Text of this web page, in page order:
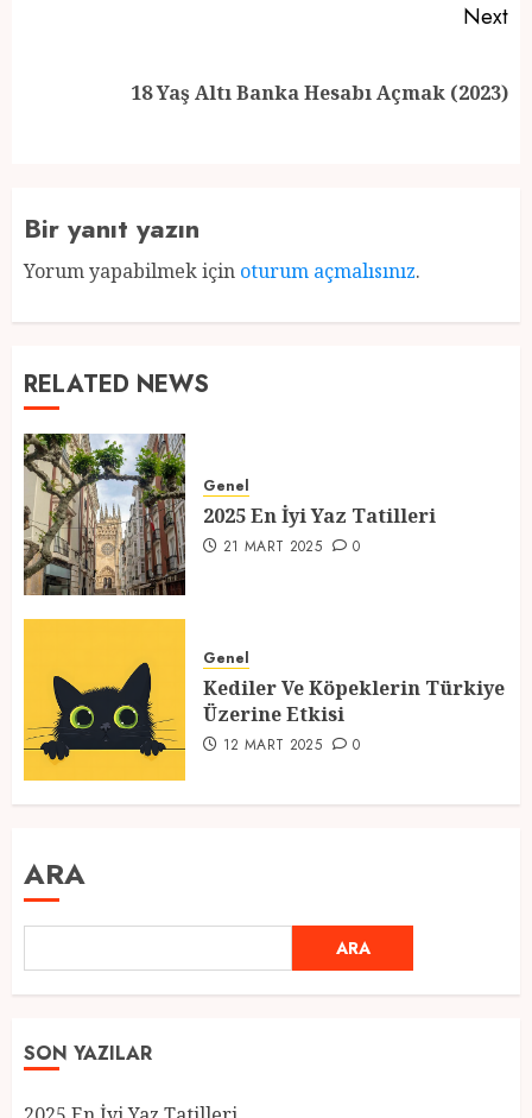
Next
18 Yaş Altı Banka Hesabı Açmak (2023)
Bir yanıt yazın
Yorum yapabilmek için oturum açmalısınız.
RELATED NEWS
Genel
2025 En İyi Yaz Tatilleri
21 MART 2025 0
Genel
Kediler Ve Köpeklerin Türkiye
Üzerine Etkisi
12 MART 2025 0
ARA
ARA
SON YAZILAR